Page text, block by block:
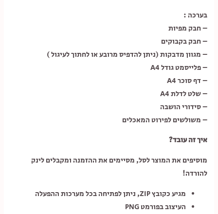
להורדה
בערכה :
– חבק מפיות
– חבק בקבוקים
– מגוון מדבקות (ניתן להדפיס מרובע או לחתוך לעיגול )
– פלייסמט גודל A4
– דף סוכר A4
– שלט לדלת A4
– סידורי הושבה
– משולשים לפירוט המאכלים
איך זה עובד?
מוסיפים את המוצר לסל, מסיימים את ההזמנה ומקבלים לינק
להורדה!
מגיע כקובץ ZIP, ניתן לפתיחה בכל מערכות ההפעלה
העיצוב בפורמט PNG